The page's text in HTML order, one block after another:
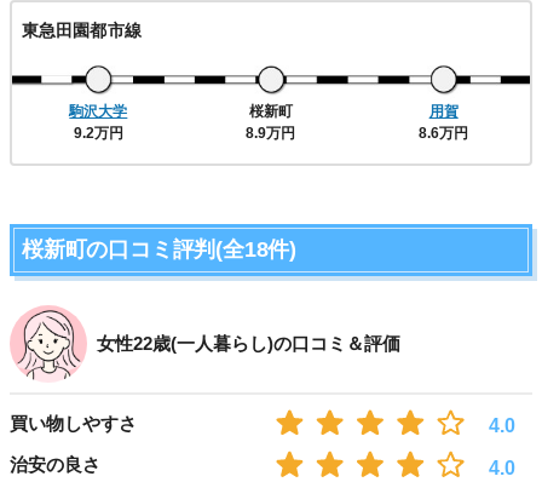
東急田園都市線
駒沢大学
9.2万円
桜新町
8.9万円
用賀
8.6万円
桜新町の口コミ評判(全18件)
女性22歳(一人暮らし)の口コミ＆評価
買い物しやすさ
4.0
治安の良さ
4.0